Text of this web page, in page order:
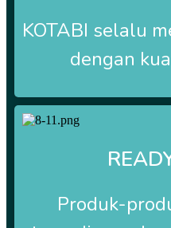
KOTABI selalu
dengan
Produk-